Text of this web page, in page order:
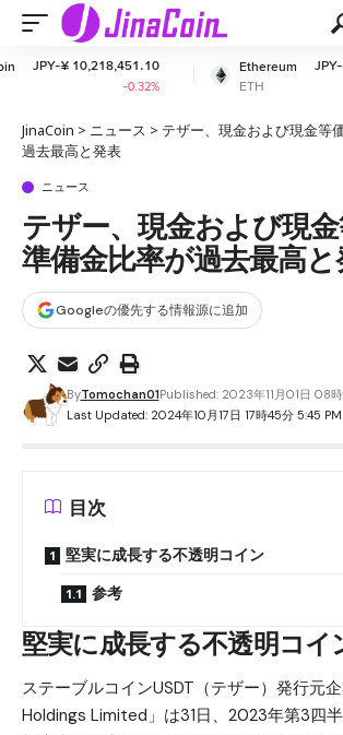
Ethereum
ETH
JPY-¥ 301,929.61
JinaCoin > ニュース > テザー、現金および現金等
過去最高と発表
ニュース
テザー、現金および現
準備金比率が過去最高
Googleの優先する情報源に追加
Last Updated: 2024年10月17日 17時45分 5:45 PM
ByTomochan01Published: 2023年11月01日 08
目次
堅実に成長する不透明コイン
参考
堅実に成長する不透明コイ
ステーブルコインUSDT（テザー）発行元
Holdings Limited」は31日、2023年第3四